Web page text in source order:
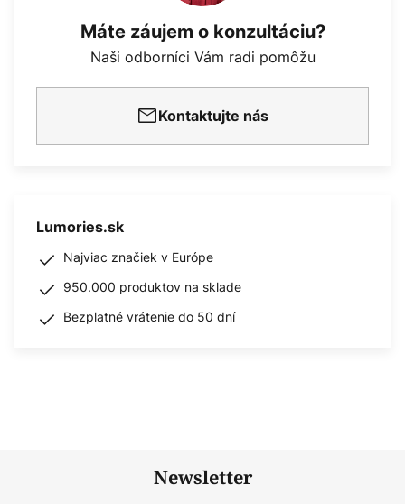
Máte záujem o konzultáciu?
Naši odborníci Vám radi pomôžu
Kontaktujte nás
Lumories.sk
Najviac značiek v Európe
950.000 produktov na sklade
Bezplatné vrátenie do 50 dní
Newsletter